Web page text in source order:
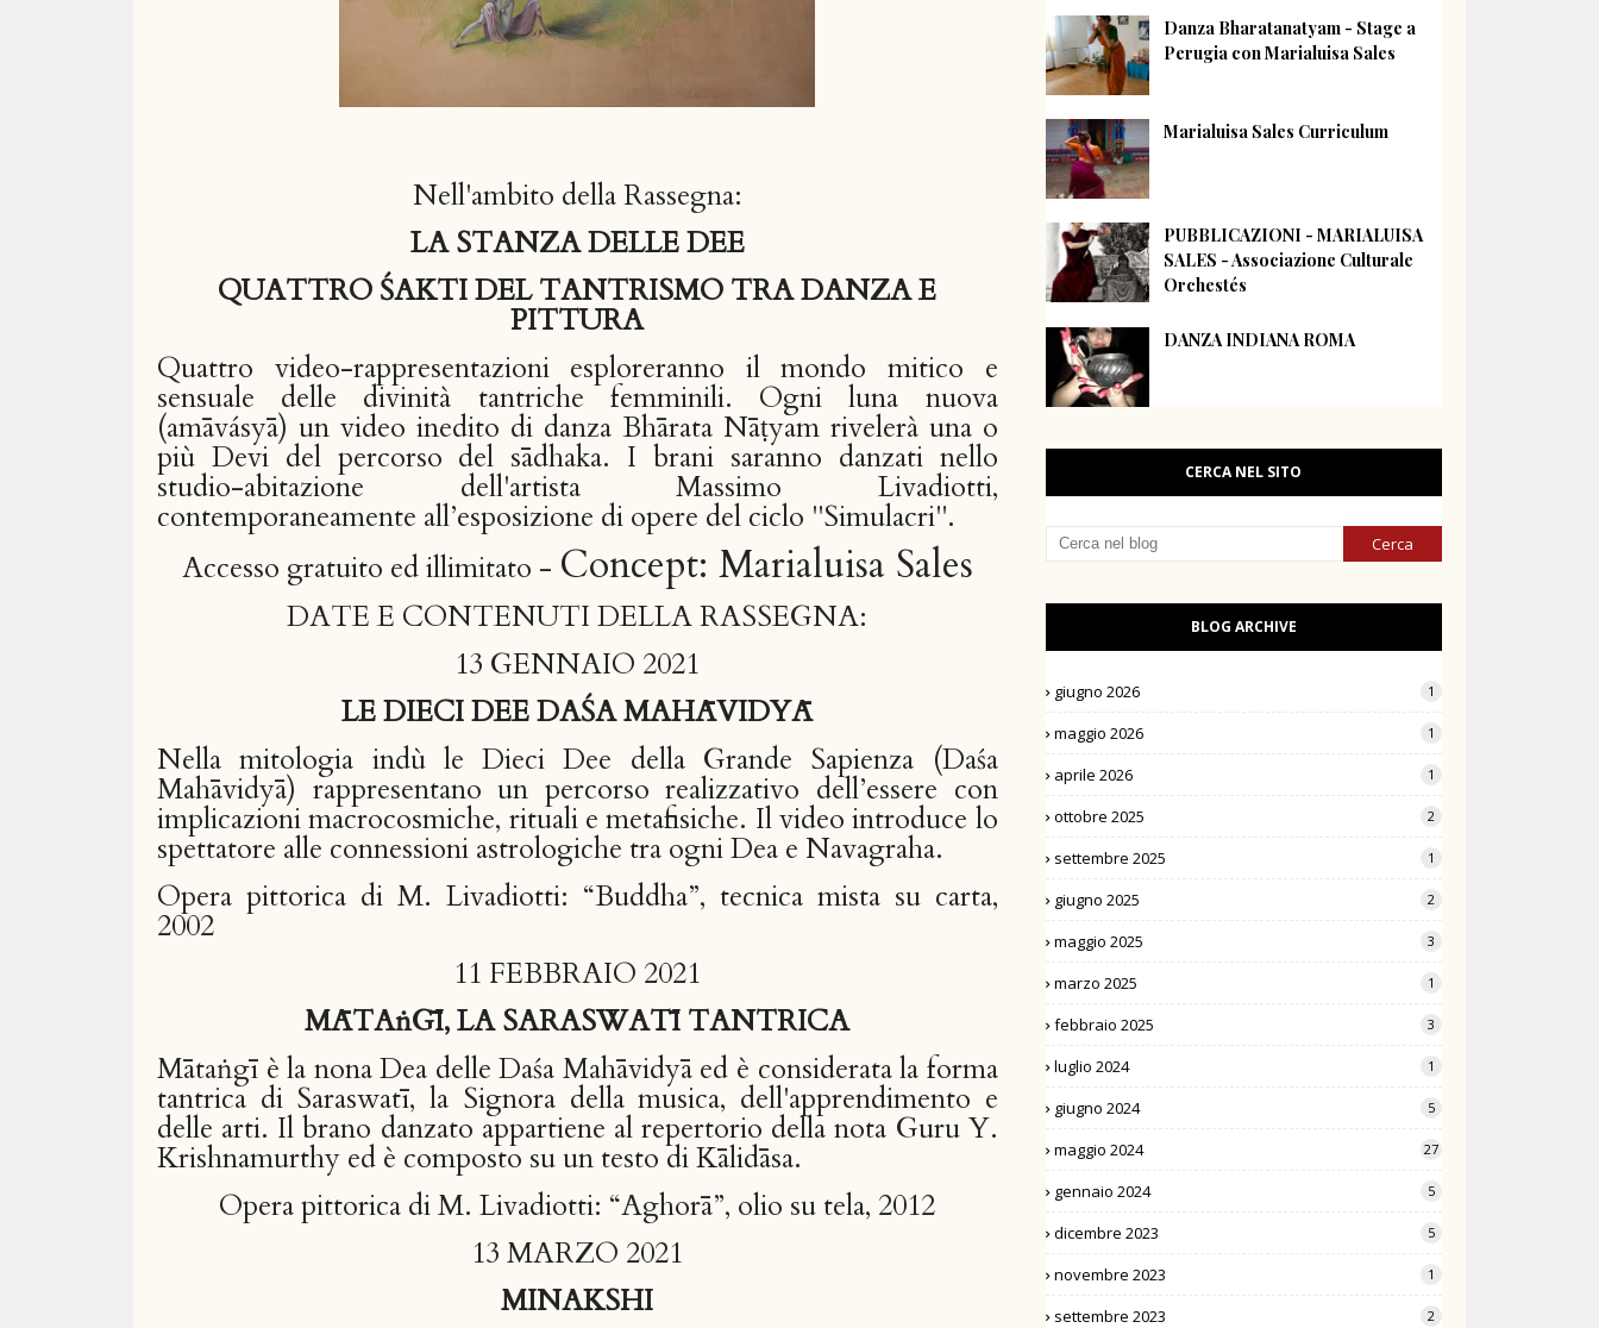
Nell'ambito della Rassegna:
LA STANZA DELLE DEE
QUATTRO ŚAKTI DEL TANTRISMO TRA DANZA E
PITTURA
Quattro video-rappresentazioni esploreranno il mondo mitico e
sensuale delle divinità tantriche femminili. Ogni luna nuova
(amāvásyā) un video inedito di danza Bhārata Nāṭyam rivelerà una o
più Devi del percorso del sādhaka. I brani saranno danzati nello
studio-abitazione dell'artista Massimo Livadiotti,
contemporaneamente all’esposizione di opere del ciclo "Simulacri".
Accesso gratuito ed illimitato - Concept: Marialuisa Sales
DATE E CONTENUTI DELLA RASSEGNA:
13 GENNAIO 2021
LE DIECI DEE DAŚA MAHĀVIDYĀ
Nella mitologia indù le Dieci Dee della Grande Sapienza (Daśa
Mahāvidyā) rappresentano un percorso realizzativo dell’essere con
implicazioni macrocosmiche, rituali e metafisiche. Il video introduce lo
spettatore alle connessioni astrologiche tra ogni Dea e Navagraha.
Opera pittorica di M. Livadiotti: “Buddha”, tecnica mista su carta,
2002
11 FEBBRAIO 2021
MĀTAṅGĪ, LA SARASWATĪ TANTRICA
Mātaṅgī è la nona Dea delle Daśa Mahāvidyā ed è considerata la forma
tantrica di Saraswatī, la Signora della musica, dell'apprendimento e
delle arti. Il brano danzato appartiene al repertorio della nota Guru Y.
Krishnamurthy ed è composto su un testo di Kālidāsa.
Opera pittorica di M. Livadiotti: “Aghorā”, olio su tela, 2012
13 MARZO 2021
MINAKSHI
Danza Bharatanatyam - Stage a
Perugia con Marialuisa Sales
Marialuisa Sales Curriculum
PUBBLICAZIONI - MARIALUISA
SALES - Associazione Culturale
Orchestés
DANZA INDIANA ROMA
CERCA NEL SITO
BLOG ARCHIVE
giugno 2026 1
maggio 2026 1
aprile 2026 1
ottobre 2025 2
settembre 2025 1
giugno 2025 2
maggio 2025 3
marzo 2025 1
febbraio 2025 3
luglio 2024 1
giugno 2024 5
maggio 2024 27
gennaio 2024 5
dicembre 2023 5
novembre 2023 1
settembre 2023 2